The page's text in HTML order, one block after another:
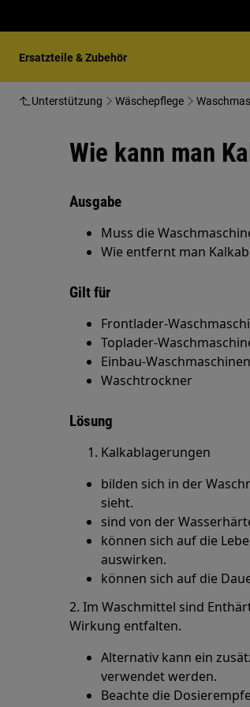
Ersatzteile & Zubehör
Unterstützung Wäschepflege
Wie kann man
Ausgabe
Muss die
Wie entfernt man
Gilt für
Frontlader-
Toplader-
Einbau-Waschmaschinen
Waschtrockner
Lösung
Kalkablagerungen
bilden sich in der
sieht.
sind von der
können sich auf die
auswirken.
können sich auf die
2. Im Waschmittel sind
Wirkung entfalten.
Alternativ kann ein
verwendet werden.
Beachte die